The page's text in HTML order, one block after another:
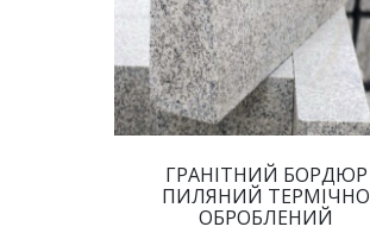
ГРАНІТНИЙ БОРДЮР
ПИЛЯНИЙ ТЕРМІЧНО
ОБРОБЛЕНИЙ